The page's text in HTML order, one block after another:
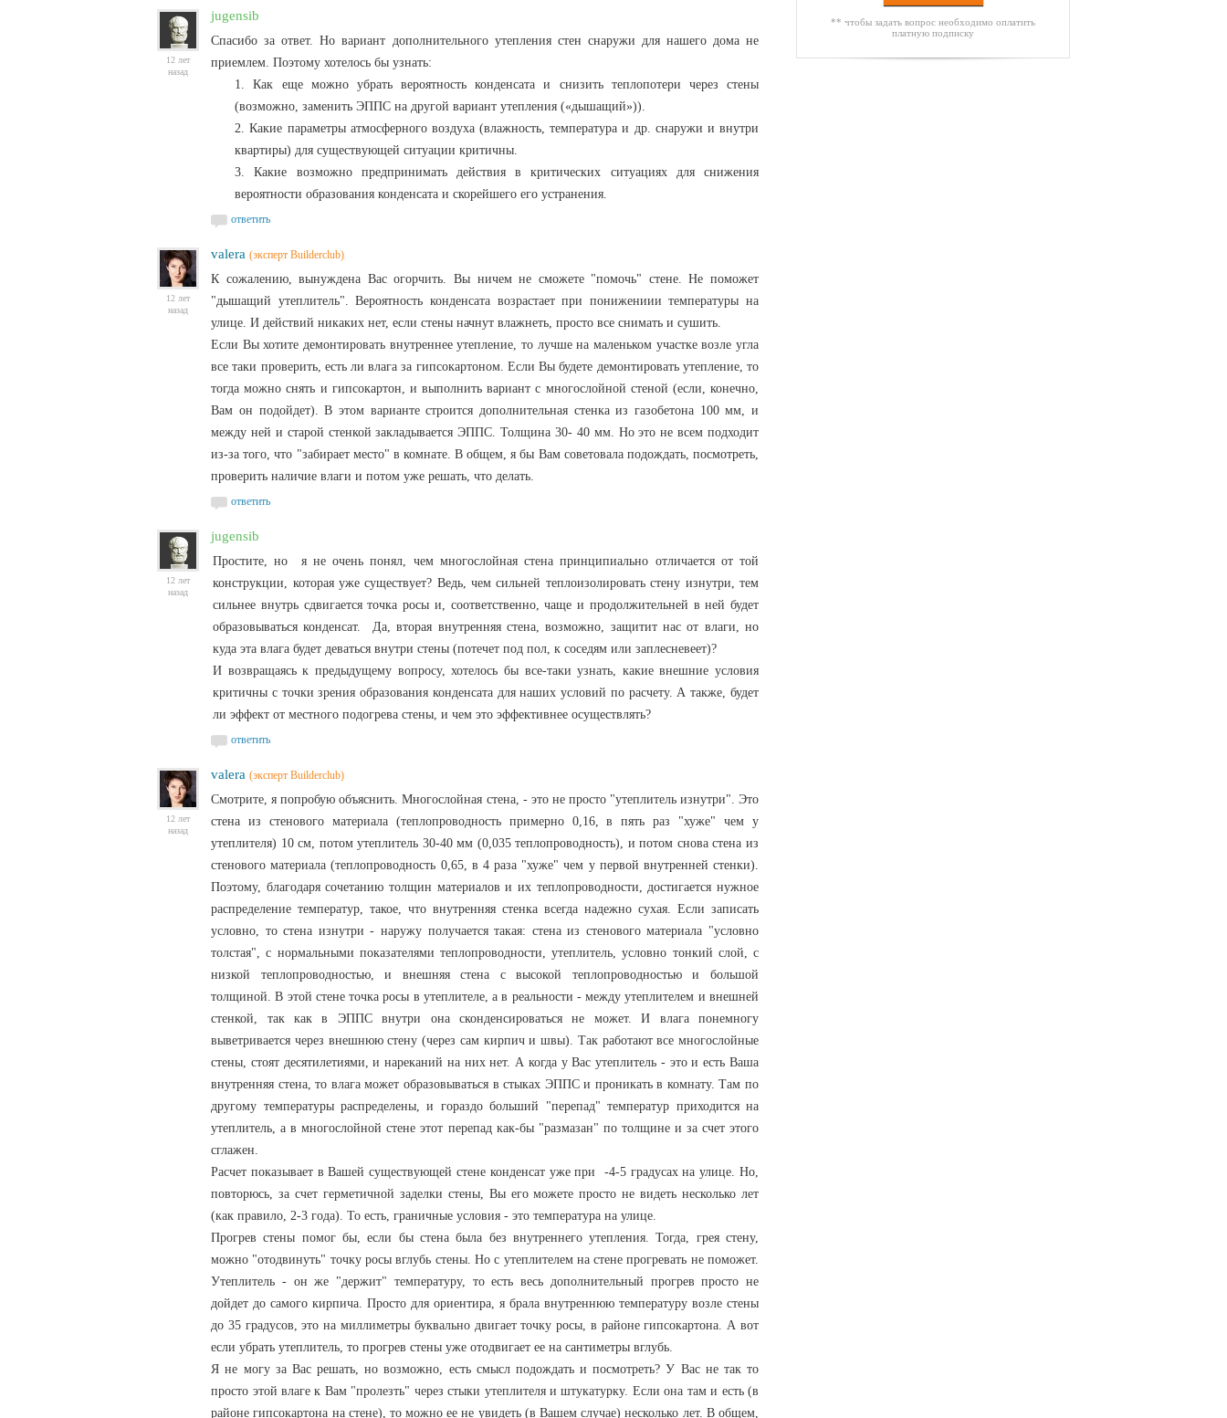
** чтобы задать вопрос необходимо оплатить
платную подписку
12 лет
назад
jugensib
Спасибо за ответ. Но вариант дополнительного утепления стен снаружи для нашего дома не
приемлем. Поэтому хотелось бы узнать:
1. Как еще можно убрать вероятность конденсата и снизить теплопотери через стены
(возможно, заменить ЭППС на другой вариант утепления («дышащий»)).
2. Какие параметры атмосферного воздуха (влажность, температура и др. снаружи и внутри
квартиры) для существующей ситуации критичны.
3. Какие возможно предпринимать действия в критических ситуациях для снижения
вероятности образования конденсата и скорейшего его устранения.
ответить
12 лет
назад
valera (эксперт Builderclub)
К сожалению, вынуждена Вас огорчить. Вы ничем не сможете "помочь" стене. Не поможет
"дышащий утеплитель". Вероятность конденсата возрастает при понижениии температуры на
улице. И действий никаких нет, если стены начнут влажнеть, просто все снимать и сушить.
Если Вы хотите демонтировать внутреннее утепление, то лучше на маленьком участке возле угла
все таки проверить, есть ли влага за гипсокартоном. Если Вы будете демонтировать утепление, то
тогда можно снять и гипсокартон, и выполнить вариант с многослойной стеной (если, конечно,
Вам он подойдет). В этом варианте строится дополнительная стенка из газобетона 100 мм, и
между ней и старой стенкой закладывается ЭППС. Толщина 30- 40 мм. Но это не всем подходит
из-за того, что "забирает место" в комнате. В общем, я бы Вам советовала подождать, посмотреть,
проверить наличие влаги и потом уже решать, что делать.
ответить
12 лет
назад
jugensib
Простите, но я не очень понял, чем многослойная стена принципиально отличается от той
конструкции, которая уже существует? Ведь, чем сильней теплоизолировать стену изнутри, тем
сильнее внутрь сдвигается точка росы и, соответственно, чаще и продолжительней в ней будет
образовываться конденсат. Да, вторая внутренняя стена, возможно, защитит нас от влаги, но
куда эта влага будет деваться внутри стены (потечет под пол, к соседям или заплесневеет)?
И возвращаясь к предыдущему вопросу, хотелось бы все-таки узнать, какие внешние условия
критичны с точки зрения образования конденсата для наших условий по расчету. А также, будет
ли эффект от местного подогрева стены, и чем это эффективнее осуществлять?
ответить
12 лет
назад
valera (эксперт Builderclub)
Смотрите, я попробую объяснить. Многослойная стена, - это не просто "утеплитель изнутри". Это
стена из стенового материала (теплопроводность примерно 0,16, в пять раз "хуже" чем у
утеплителя) 10 см, потом утеплитель 30-40 мм (0,035 теплопроводность), и потом снова стена из
стенового материала (теплопроводность 0,65, в 4 раза "хуже" чем у первой внутренней стенки).
Поэтому, благодаря сочетанию толщин материалов и их теплопроводности, достигается нужное
распределение температур, такое, что внутренняя стенка всегда надежно сухая. Если записать
условно, то стена изнутри - наружу получается такая: стена из стенового материала "условно
толстая", с нормальными показателями теплопроводности, утеплитель, условно тонкий слой, с
низкой теплопроводностью, и внешняя стена с высокой теплопроводностью и большой
толщиной. В этой стене точка росы в утеплителе, а в реальности - между утеплителем и внешней
стенкой, так как в ЭППС внутри она сконденсироваться не может. И влага понемногу
выветривается через внешнюю стену (через сам кирпич и швы). Так работают все многослойные
стены, стоят десятилетиями, и нареканий на них нет. А когда у Вас утеплитель - это и есть Ваша
внутренняя стена, то влага может образовываться в стыках ЭППС и проникать в комнату. Там по
другому температуры распределены, и гораздо больший "перепад" температур приходится на
утеплитель, а в многослойной стене этот перепад как-бы "размазан" по толщине и за счет этого
сглажен.
Расчет показывает в Вашей существующей стене конденсат уже при -4-5 градусах на улице. Но,
повторюсь, за счет герметичной заделки стены, Вы его можете просто не видеть несколько лет
(как правило, 2-3 года). То есть, граничные условия - это температура на улице.
Прогрев стены помог бы, если бы стена была без внутреннего утепления. Тогда, грея стену,
можно "отодвинуть" точку росы вглубь стены. Но с утеплителем на стене прогревать не поможет.
Утеплитель - он же "держит" температуру, то есть весь дополнительный прогрев просто не
дойдет до самого кирпича. Просто для ориентира, я брала внутреннюю температуру возле стены
до 35 градусов, это на миллиметры буквально двигает точку росы, в районе гипсокартона. А вот
если убрать утеплитель, то прогрев стены уже отодвигает ее на сантиметры вглубь.
Я не могу за Вас решать, но возможно, есть смысл подождать и посмотреть? У Вас не так то
просто этой влаге к Вам "пролезть" через стыки утеплителя и штукатурку. Если она там и есть (в
районе гипсокартона на стене), то можно ее не увидеть (в Вашем случае) несколько лет. В общем,